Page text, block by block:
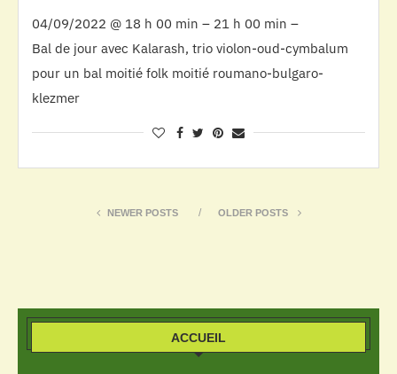
04/09/2022 @ 18 h 00 min – 21 h 00 min –
Bal de jour avec Kalarash, trio violon-oud-cymbalum
pour un bal moitié folk moitié roumano-bulgaro-
klezmer
NEWER POSTS OLDER POSTS
ACCUEIL